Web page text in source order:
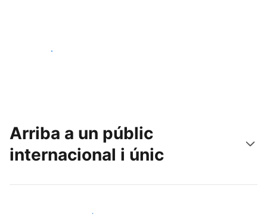
Comença avui
Arriba a un públic
internacional i únic
Arriba a nous clients avui mateix